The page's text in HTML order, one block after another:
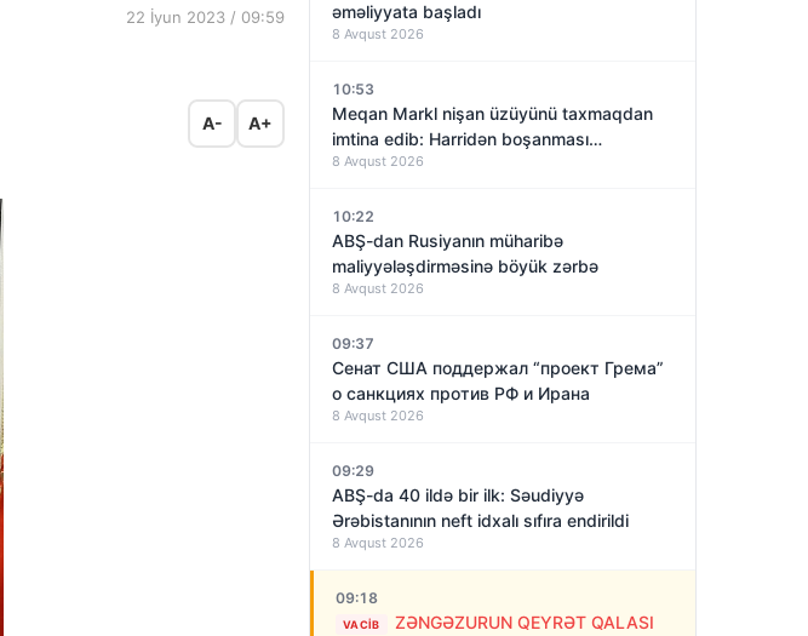
22 İyun 2023 / 09:59
A- A+
əməliyyata başladı
8 Avqust 2026
10:53
Meqan Markl nişan üzüyünü taxmaqdan
imtina edib: Harridən boşanması
yaxınlaşırmı?
8 Avqust 2026
10:22
ABŞ-dan Rusiyanın müharibə
maliyyələşdirməsinə böyük zərbə
8 Avqust 2026
09:37
Сенат США поддержал “проект Грема”
о санкциях против РФ и Ирана
8 Avqust 2026
09:29
ABŞ-da 40 ildə bir ilk: Səudiyyə
Ərəbistanının neft idxalı sıfıra endirildi
8 Avqust 2026
09:18
VACIB
ZƏNGƏZURUN QEYRƏT QALASI